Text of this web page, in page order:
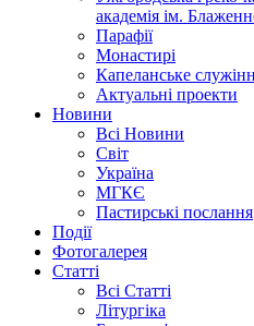
академія ім.
Парафії
Монастирі
Капеланське
Актуальні проекти
Новини
Всі Новини
Світ
Україна
МГКЄ
Пастирські послання
Події
Фотогалерея
Статті
Всі Статті
Літургіка